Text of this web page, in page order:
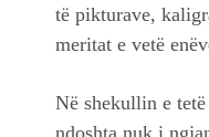
të pikturave,
meritat e vetë
Në shekullin e
ndoshta nuk i